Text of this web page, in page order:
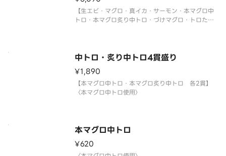
【生エビ・マグロ・真イカ・サーモン・本マグロ中
トロ・本マグロ炙り中トロ・づけマグロ・トロたく
中トロ・炙り中トロ4貫盛り
¥1,890
【本マグロ中トロ・本マグロ炙り中トロ 各2貫】
〈本マグロ中トロ使用〉
本マグロ中トロ
¥620